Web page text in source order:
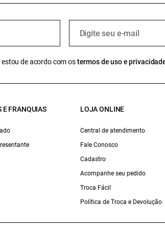
de acordo com ostermos de uso e
E FRANQUIAS LOJA ONLINE
Central de atendimento
Fale Conosco
Cadastro
Acompanhe seu pedido
Troca Fácil
Política de Troca e Devolução